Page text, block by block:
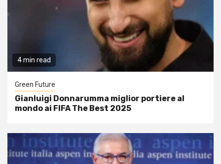
4 min read
Green Future
Gianluigi Donnarumma miglior portiere al
mondo ai FIFA The Best 2025